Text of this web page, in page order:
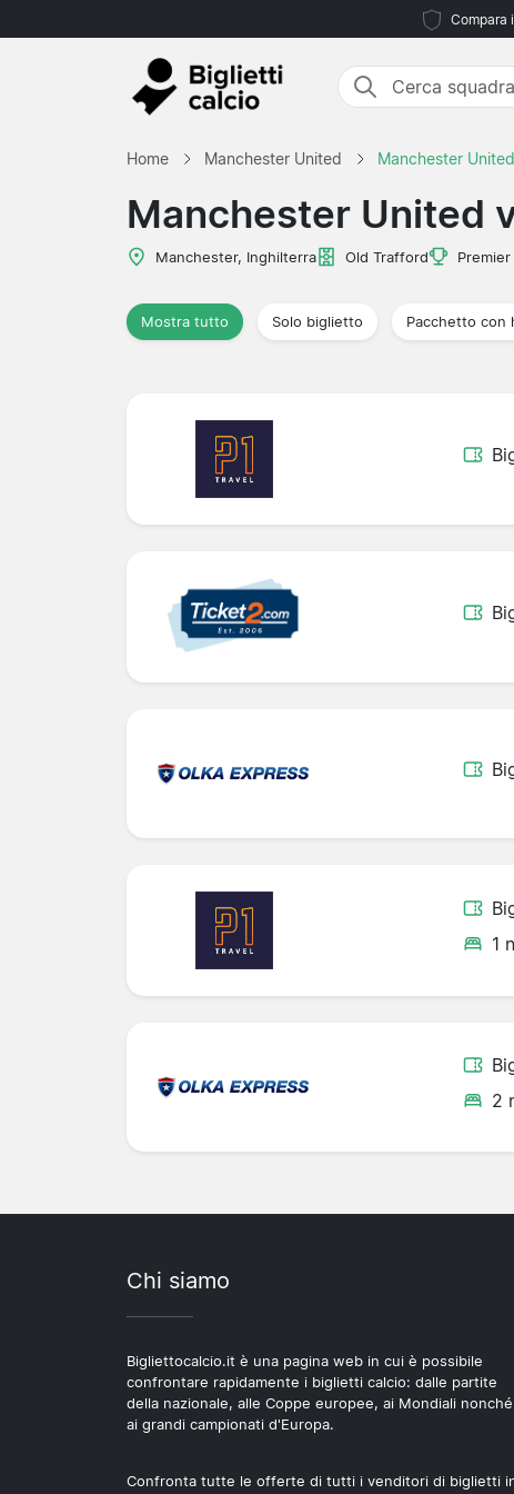
Compara
Home Manchester United Manchester
Manchester United
Manchester, Inghilterra Old Trafford
Mostra tutto Solo biglietto Pacchetto con
1
2
Chi siamo
Bigliettocalcio.it è una pagina web in cui è possibile
confrontare rapidamente i biglietti calcio: dalle partite
della nazionale, alle Coppe europee, ai Mondiali nonché
ai grandi campionati d'Europa.
Confronta tutte le offerte di tutti i venditori di biglietti